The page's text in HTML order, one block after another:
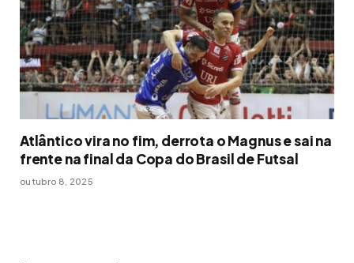
Atlântico vira no fim, derrota o Magnus e sai na
frente na final da Copa do Brasil de Futsal
outubro 8, 2025